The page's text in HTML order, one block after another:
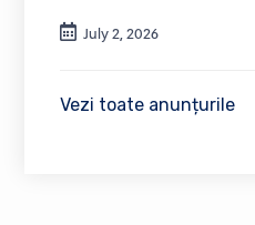
July 2, 2026
Vezi toate anunțurile